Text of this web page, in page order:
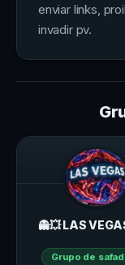
enviar links,
invadir pv.
👻💥 LAS
Grupo de